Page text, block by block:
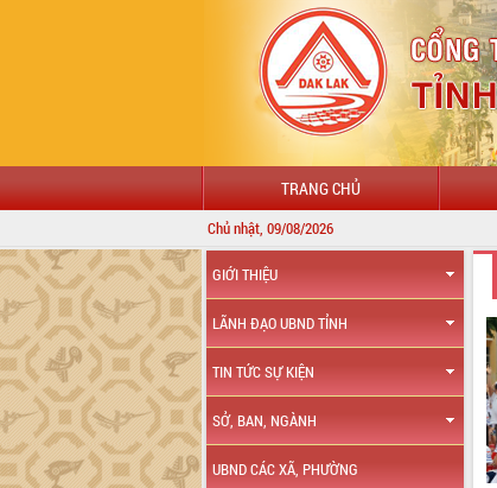
TRANG CHỦ
Chủ nhật, 09/08/2026
GIỚI THIỆU
LÃNH ĐẠO UBND TỈNH
TIN TỨC SỰ KIỆN
SỞ, BAN, NGÀNH
UBND CÁC XÃ, PHƯỜNG